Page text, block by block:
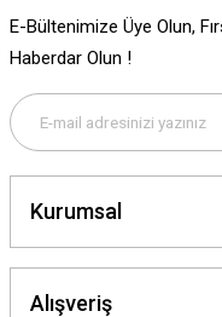
E-Bültenimize Üye Olun,
Haberdar Olun !
Kurumsal
Alışveriş